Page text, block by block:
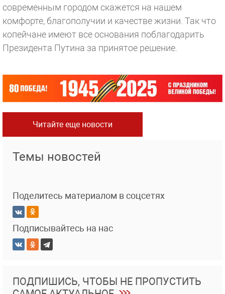
современным городом скажется на нашем
комфорте, благополучии и качестве жизни. Так что
копейчане имеют все основания поблагодарить
Президента Путина за принятое решение.
Читайте еще новости
Темы новостей
Поделитесь материалом в соцсетях
Подписывайтесь на нас
ПОДПИШИСЬ, ЧТОБЫ НЕ ПРОПУСТИТЬ